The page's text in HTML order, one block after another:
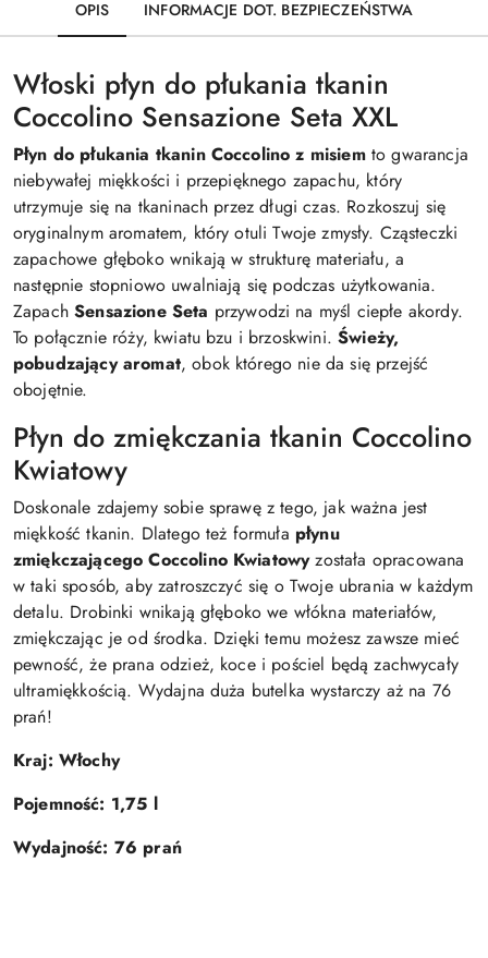
OPIS INFORMACJE DOT. BEZPIECZEŃSTWA
Włoski płyn do płukania tkanin
Coccolino Sensazione Seta XXL
Płyn do płukania tkanin Coccolino z misiem to gwarancja
niebywałej miękkości i przepięknego zapachu, który
utrzymuje się na tkaninach przez długi czas. Rozkoszuj się
oryginalnym aromatem, który otuli Twoje zmysły. Cząsteczki
zapachowe głęboko wnikają w strukturę materiału, a
następnie stopniowo uwalniają się podczas użytkowania.
ZapachSensazione Seta przywodzi na myśl ciepłe akordy.
To połącznie róży, kwiatu bzu i brzoskwini.Świeży,
pobudzający aromat, obok którego nie da się przejść
obojętnie.
Płyn do zmiękczania tkanin Coccolino
Kwiatowy
Doskonale zdajemy sobie sprawę z tego, jak ważna jest
miękkość tkanin. Dlatego też formuła płynu
zmiękczającego Coccolino Kwiatowy została opracowana
w taki sposób, aby zatroszczyć się o Twoje ubrania w każdym
detalu. Drobinki wnikają głęboko we włókna materiałów,
zmiękczając je od środka. Dzięki temu możesz zawsze mieć
pewność, że prana odzież, koce i pościel będą zachwycały
ultramiękkością. Wydajna duża butelka wystarczy aż na 76
prań!
Kraj: Włochy
Pojemność: 1,75 l
Wydajność: 76 prań